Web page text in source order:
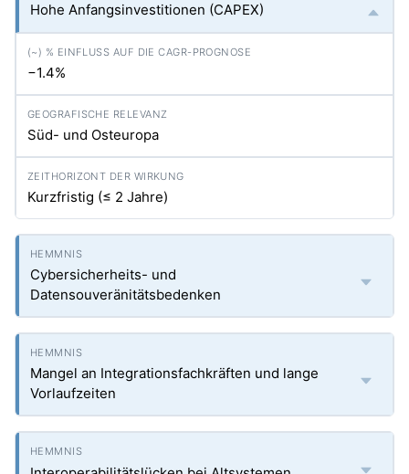
Hohe Anfangsinvestitionen (CAPEX)
−1.4%
Süd- und Osteuropa
Kurzfristig (≤ 2 Jahre)
Cybersicherheits- und
Datensouveränitätsbedenken
Mangel an Integrationsfachkräften und lange
Vorlaufzeiten